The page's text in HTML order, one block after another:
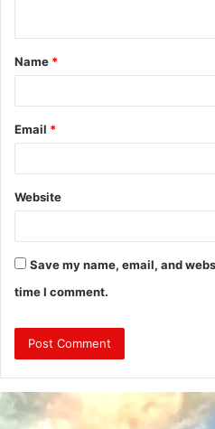
t
*
Name *
Email *
Website
Save my name, email, and
time I comment.
ख